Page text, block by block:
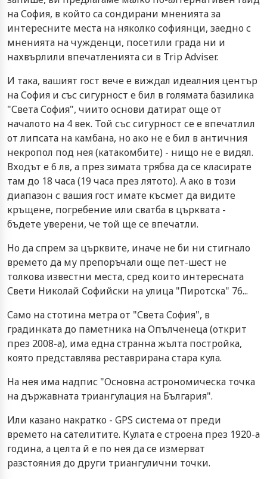
на София, в който са сондирани мненията за
интересните места на няколко софиянци, заедно с
мненията на чужденци, посетили града ни и
нахвърлили впечатленията си в Trip Adviser.
И така, вашият гост вече е виждал идеалния център
на София и със сигурност е бил в голямата базилика
"Света София", чиито основи датират още от
началото на 4 век. Той със сигурност се е впечатлил
от липсата на камбана, но ако не е бил в античния
некропол под нея (катакомбите) - нищо не е видял.
Входът е 6 лв, а през зимата трябва да се класирате
там до 18 часа (19 часа през лятото). А ако в този
диапазон с вашия гост имате късмет да видите
кръщене, погребение или сватба в църквата -
бъдете уверени, че той ще се впечатли.
Но да спрем за църквите, иначе не би ни стигнало
времето да му препоръчали още пет-шест не
толкова известни места, сред които интересната
Свети Николай Софийски на улица "Пиротска" 76...
Само на стотина метра от "Света София", в
градинката до паметника на Oпълченеца (открит
през 2008-а), има една странна жълта постройка,
която представлява реставрирана стара кула.
На нея има надпис "Основна астрономическа точка
на държавната триангулация на България".
Или казано накратко - GPS система от преди
времето на сателитите. Кулата е строена през 1920-а
година, а целта й е по нея да се измерват
разстояния до други триангулични точки.